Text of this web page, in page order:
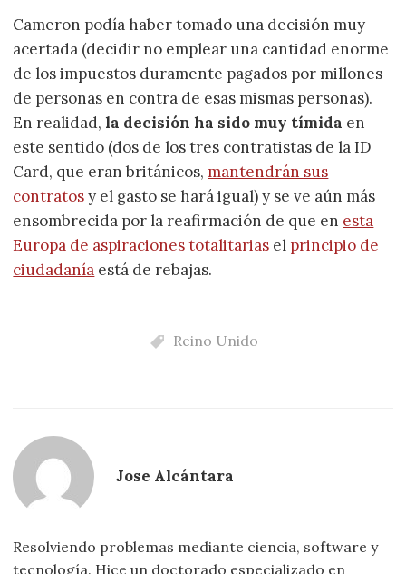
Cameron podía haber tomado una decisión muy
acertada (decidir no emplear una cantidad enorme
de los impuestos duramente pagados por millones
de personas en contra de esas mismas personas).
En realidad, la decisión ha sido muy tímida en
este sentido (dos de los tres contratistas de la ID
Card, que eran británicos,mantendrán sus
contratosy el gasto se hará igual) y se ve aún más
ensombrecida por la reafirmación de que en esta
Europa de aspiraciones totalitarias el principio de
ciudadanía está de rebajas.
Reino Unido
Jose Alcántara
Resolviendo problemas mediante ciencia, software y
tecnología. Hice un doctorado especializado en